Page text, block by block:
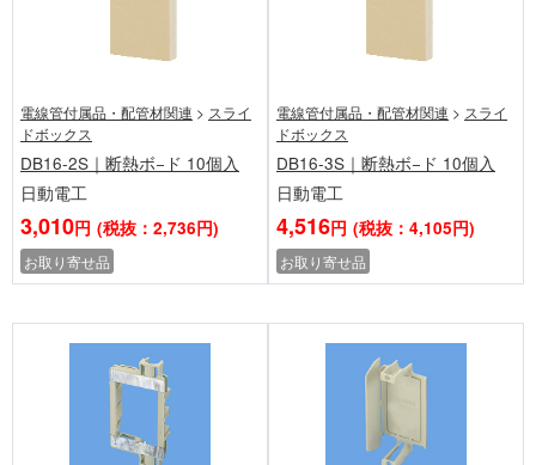
電線管付属品・配管材関連 > スライ
ドボックス
DB16-2S｜断熱ボ−ド 10個入
日動電工
3,010円 (税抜：2,736円)
お取り寄せ品
電線管付属品・配管材関連 > スライ
ドボックス
DB16-3S｜断熱ボ−ド 10個入
日動電工
4,516円 (税抜：4,105円)
お取り寄せ品